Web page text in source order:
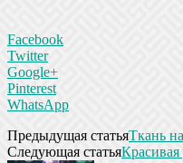
Facebook
Twitter
Google+
Pinterest
WhatsApp
Предыдущая статьяТкань
Следующая статьяКрасивая